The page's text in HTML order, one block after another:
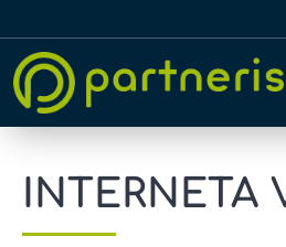
INTERNETA